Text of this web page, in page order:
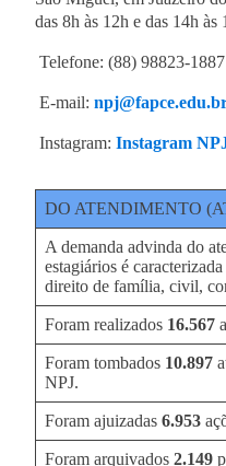
das 8h às 12h e das 14h às
Telefone: (88) 98823-
E-mail:
Instagram: Instagram
DO ATENDIMENTO
A demanda advinda do
estagiários é
direito de família, civil,
Foram realizados 16.567
Foram tombados 10.897
NPJ.
Foram ajuizadas 6.953
Foram arquivados 2.149